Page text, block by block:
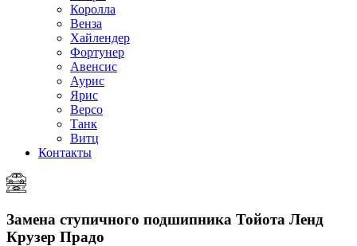
Королла
Венза
Хайлендер
Фортунер
Авенсис
Аурис
Ярис
Версо
Танк
Витц
Контакты
Замена ступичного подшипника Тойота Ленд
Крузер Прадо